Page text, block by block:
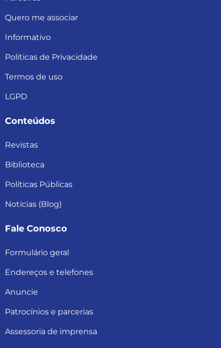
Quero me associar
Informativo
Políticas de Privacidade
Termos de uso
LGPD
Conteúdos
Revistas
Biblioteca
Políticas Públicas
Notícias (Blog)
Fale Conosco
Formulário geral
Endereços e telefones
Anuncie
Patrocínios e parcerias
Assessoria de imprensa